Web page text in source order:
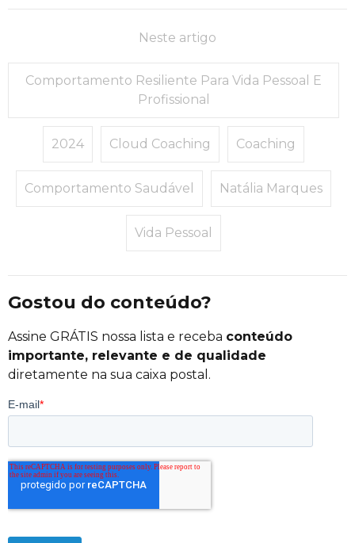
Neste artigo
Comportamento Resiliente Para Vida Pessoal E
Profissional
2024 Cloud Coaching Coaching
Comportamento Saudável Natália Marques
Vida Pessoal
Gostou do conteúdo?
Assine GRÁTIS nossa lista e receba conteúdo
importante, relevante e de qualidade
diretamente na sua caixa postal.